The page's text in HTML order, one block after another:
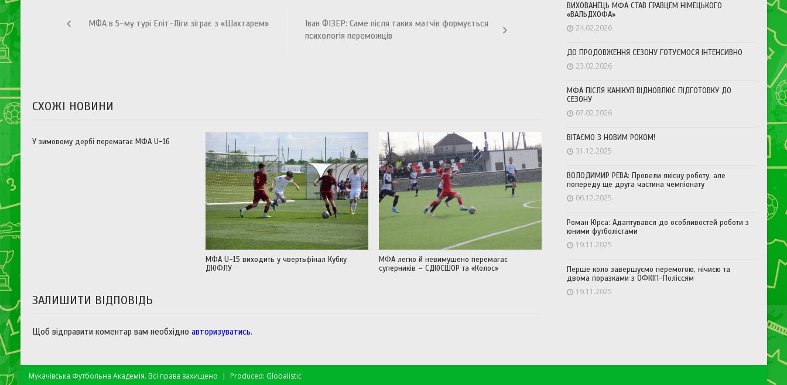
записівМФА в 5-му турі Еліт-Ліги зіграє з «Шахтарем»
Іван ФІЗЕР: Саме після таких матчів формується
психологія переможців
СХОЖІ НОВИНИ
У зимовому дербі перемагає МФА U-16
МФА U-15 виходить у чвертьфінал Кубку
ДЮФЛУ
МФА легко й невимушено перемагає
суперників – СДЮСШОР та «Колос»
ЗАЛИШИТИ ВІДПОВІДЬ
Щоб відправити коментар вам необхідно авторизуватись.
ВИХОВАНЕЦЬ МФА СТАВ ГРАВЦЕМ НІМЕЦЬКОГО
«ВАЛЬДХОФА»
24.02.2026
ДО ПРОДОВЖЕННЯ СЕЗОНУ ГОТУЄМОСЯ ІНТЕНСИВНО
23.02.2026
МФА ПІСЛЯ КАНІКУЛ ВІДНОВЛЮЄ ПІДГОТОВКУ ДО
СЕЗОНУ
07.02.2026
ВІТАЄМО З НОВИМ РОКОМ!
31.12.2025
ВОЛОДИМИР РЕВА: Провели якісну роботу, але
попереду ще друга частина чемпіонату
06.12.2025
Роман Юрса: Адаптувався до особливостей роботи з
юними футболістами
19.11.2025
Перше коло завершуємо перемогою, нічиєю та
двома поразками з ОФКІП-Поліссям
19.11.2025
Мукачівська Футбольна Академія. Всі права захищено | Produced: Globalistic